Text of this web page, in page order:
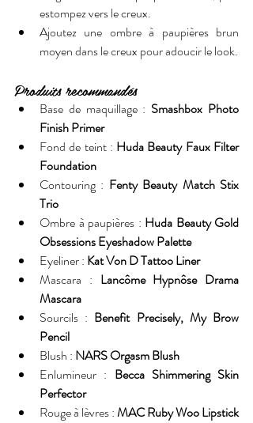
estompez vers le creux.
Ajoutez une ombre à paupières brun
moyen dans le creux pour adoucir le look.
Produits recommandés
Base de maquillage : Smashbox Photo
Finish Primer
Fond de teint : Huda Beauty Faux Filter
Foundation
Contouring : Fenty Beauty Match Stix
Trio
Ombre à paupières : Huda Beauty Gold
Obsessions Eyeshadow Palette
Eyeliner : Kat Von D Tattoo Liner
Mascara : Lancôme Hypnôse Drama
Mascara
Sourcils : Benefit Precisely, My Brow
Pencil
Blush : NARS Orgasm Blush
Enlumineur : Becca Shimmering Skin
Perfector
Rouge à lèvres : MAC Ruby Woo Lipstick